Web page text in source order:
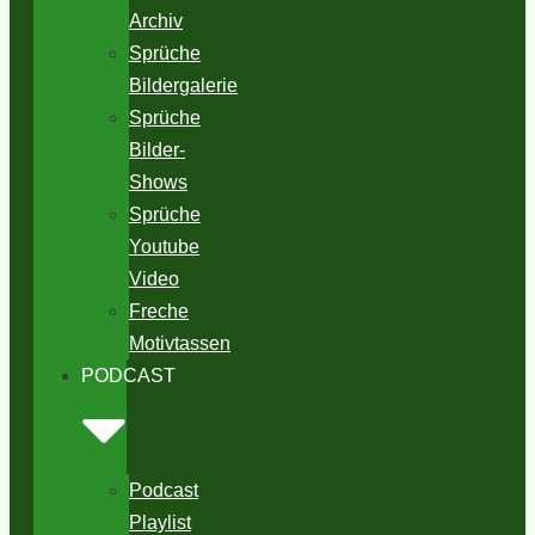
Archiv
Sprüche
Bildergalerie
Sprüche
Bilder-
Shows
Sprüche
Youtube
Video
Freche
Motivtassen
PODCAST
Podcast
Playlist